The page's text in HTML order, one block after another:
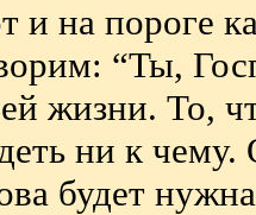
и на пороге
“Ты,
жизни. То,
ни к чему.
будет